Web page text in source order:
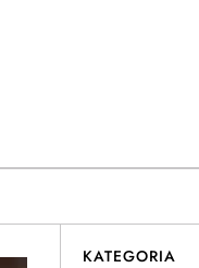
KATEGORIA